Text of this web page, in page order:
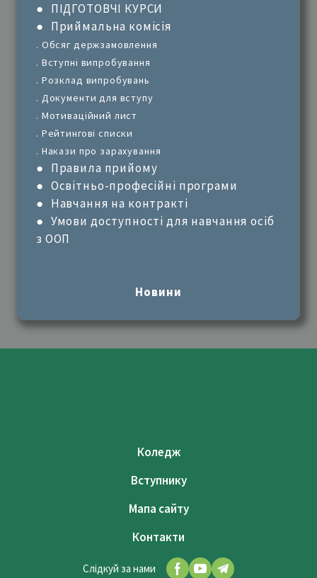
● ПІДГОТОВЧІ КУРСИ
● Приймальна комісія
. Обсяг держзамовлення
. Вступні випробування
. Розклад випробувань
. Документи для вступу
. Мотиваційний лист
. Рейтингові списки
. Накази про зарахування
● Правила прийому
● Освітньо-професійні програми
● Навчання на контракті
● Умови доступності для навчання осіб
з ООП
Новини
Коледж
Вступнику
Мапа сайту
Контакти
Слідкуй за нами